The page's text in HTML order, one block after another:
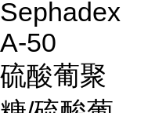
Sephadex
A-50
硫酸葡聚